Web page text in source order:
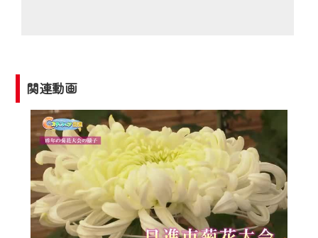
関連動画
2024年9月24日からはご加入者様へのサー
ビス向上のため、
『CCNet Web TV』を利用いただくには、
一部コンテンツを除き、
CCNetサービスへの加入と『CCNetマイ
ページ※』へのログインが必要となりま
す。
何卒、ご理解ご了承の程よろしくお願い
いたします。